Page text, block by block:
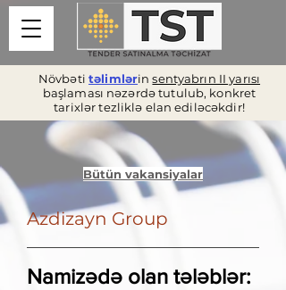
Növbəti təlimlərinsentyabrın II yarısı
başlaması nəzərdə tutulub, konkret
tarixlər tezliklə elan ediləcəkdir!
Bütün vakansiyalar
Azdizayn Group
Namizədə olan tələblər: